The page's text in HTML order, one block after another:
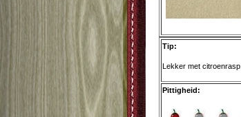
Tip:
Lekker met citroenrasp.
Pittigheid: